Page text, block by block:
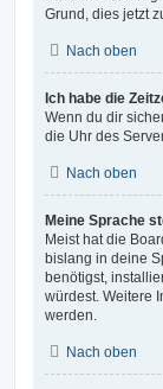
Grund, dies jetzt
Nach oben
Ich habe die
Wenn du dir
die Uhr des
Nach oben
Meine Sprache
Meist hat die
bislang in deine
benötigst,
würdest. Weitere
werden.
Nach oben